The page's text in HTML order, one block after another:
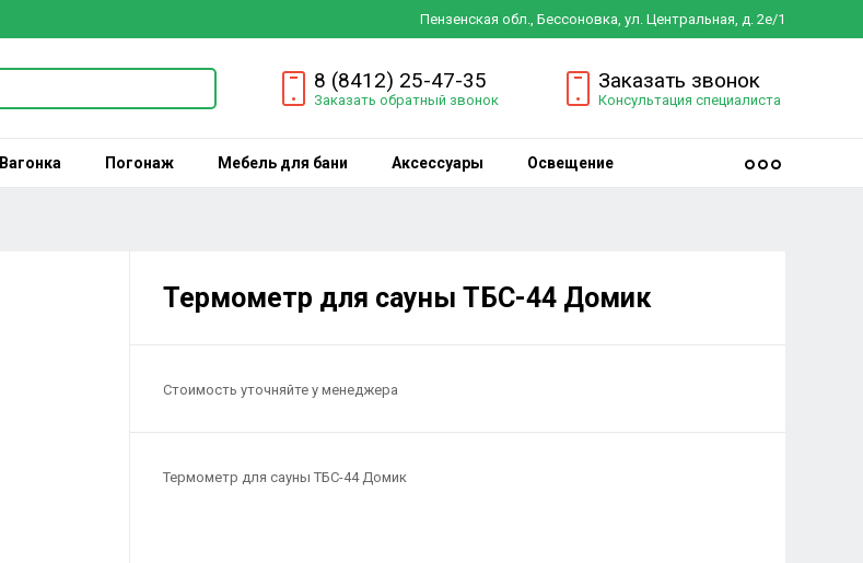
Пензенская обл., Бессоновка, ул. Центральная, д. 2е/1
8 (8412) 25-47-35
Заказать обратный звонок
Заказать звонок
Консультация специалиста
Вагонка Погонаж Мебель для бани Аксессуары Освещение
Термометр для сауны ТБС-44 Домик
Стоимость уточняйте у менеджера
Термометр для сауны ТБС-44 Домик